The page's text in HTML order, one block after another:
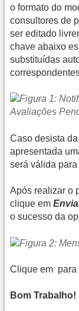
o formato do
consultores de
ser editado
chave abaixo
substituídas
Caso desista
apresentada
será válida
Após realizar o
clique em
o sucesso da
Clique em para
Bom Trabalho!